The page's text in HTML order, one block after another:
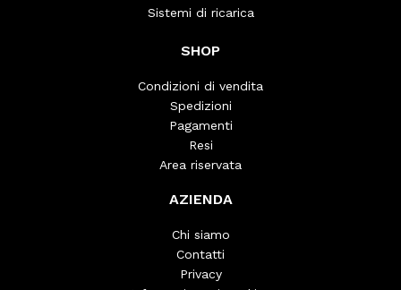
Sistemi di ricarica
SHOP
Condizioni di vendita
Spedizioni
Pagamenti
Resi
Area riservata
AZIENDA
Chi siamo
Contatti
Privacy